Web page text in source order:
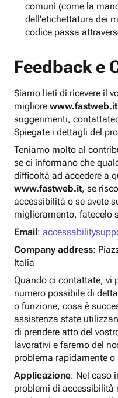
comuni (come la
dell'etichettatura dei
codice passa
Feedback e
Siamo lieti di ricevere il
migliore www.fastweb.it
suggerimenti,
Spiegate i dettagli del
Teniamo molto al
se ci informano che
difficoltà ad accedere a
www.fastweb.it, se
accessibilità o se avete
miglioramento, fatecelo
Email:
Company address:
Italia
Quando ci contattate, vi
numero possibile di
o funzione, cosa è
assistenza state
di prendere atto del
lavorativi e faremo del
problema rapidamente
Applicazione: Nel caso
problemi di